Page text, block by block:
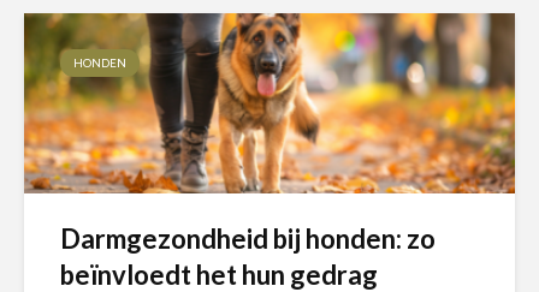
HONDEN
Darmgezondheid bij honden: zo
beïnvloedt het hun gedrag